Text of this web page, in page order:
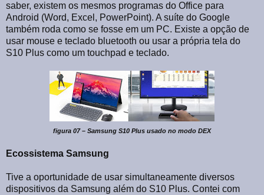
saber, existem os mesmos programas do Office para
Android (Word, Excel, PowerPoint). A suíte do Google
também roda como se fosse em um PC. Existe a opção de
usar mouse e teclado bluetooth ou usar a própria tela do
S10 Plus como um touchpad e teclado.
figura 07 – Samsung S10 Plus usado no modo DEX
Ecossistema Samsung
Tive a oportunidade de usar simultaneamente diversos
dispositivos da Samsung além do S10 Plus. Contei com